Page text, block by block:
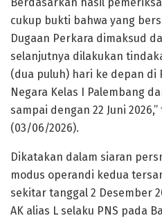
cukup bukti bahwa yang
Dugaan Perkara dimaksud
selanjutnya dilakukan
(dua puluh) hari ke depan di
Negara Kelas I Palembang
sampai dengan 22 Juni
(03/06/2026).
Dikatakan dalam siaran
modus operandi kedua
sekitar tanggal 2 Desember
AK alias L selaku PNS pada